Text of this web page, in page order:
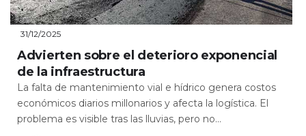
31/12/2025
Advierten sobre el deterioro exponencial
de la infraestructura
La falta de mantenimiento vial e hídrico genera costos
económicos diarios millonarios y afecta la logística. El
problema es visible tras las lluvias, pero no...